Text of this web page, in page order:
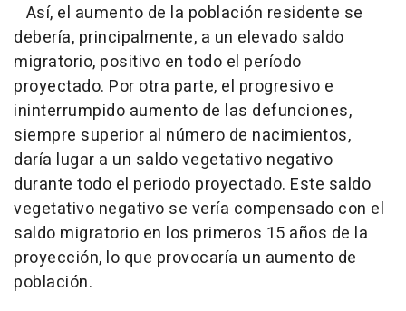
Así, el aumento de la población residente se
debería, principalmente, a un elevado saldo
migratorio, positivo en todo el período
proyectado. Por otra parte, el progresivo e
ininterrumpido aumento de las defunciones,
siempre superior al número de nacimientos,
daría lugar a un saldo vegetativo negativo
durante todo el periodo proyectado. Este saldo
vegetativo negativo se vería compensado con el
saldo migratorio en los primeros 15 años de la
proyección, lo que provocaría un aumento de
población.